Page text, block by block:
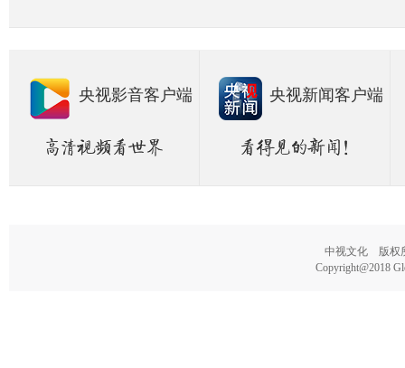
央视影音客户端 央视新闻客户端
中视文化 版权
Copyright@2018